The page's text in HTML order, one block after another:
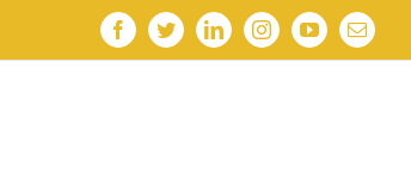
FacebookTwitterLinkedInInstagramYouTubeEmail